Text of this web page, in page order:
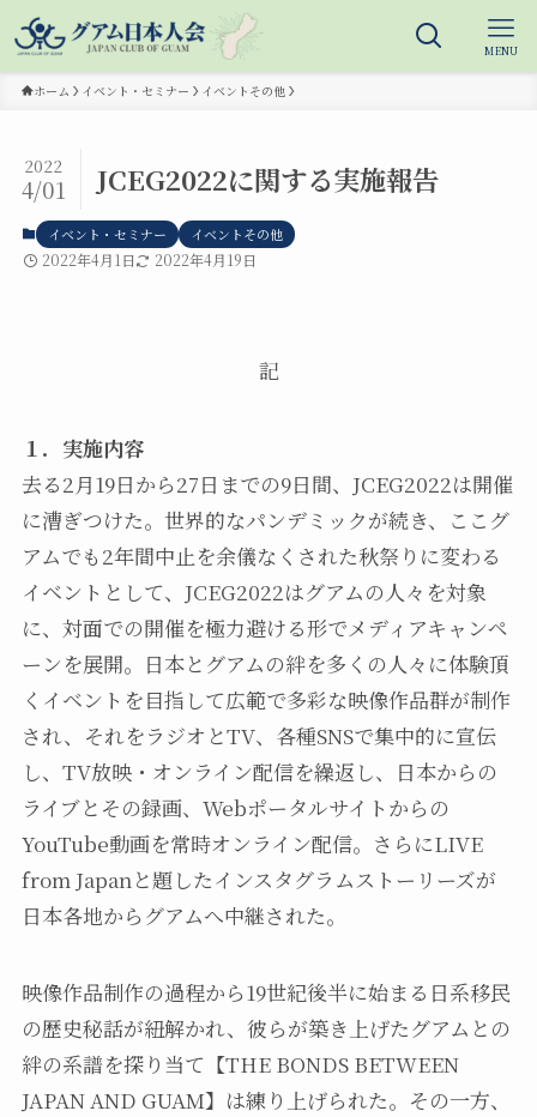
MENU
ホーム イベント・セミナー イベントその他
JCEG2022に関する実施報告
2022
4/01
イベント・セミナー イベントその他
2022年4月1日 2022年4月19日
記
１．実施内容
去る2月19日から27日までの9日間、JCEG2022は開催
に漕ぎつけた。世界的なパンデミックが続き、ここグ
アムでも2年間中止を余儀なくされた秋祭りに変わる
イベントとして、JCEG2022はグアムの人々を対象
に、対面での開催を極力避ける形でメディアキャンペ
ーンを展開。日本とグアムの絆を多くの人々に体験頂
くイベントを目指して広範で多彩な映像作品群が制作
され、それをラジオとTV、各種SNSで集中的に宣伝
し、TV放映・オンライン配信を繰返し、日本からの
ライブとその録画、Webポータルサイトからの
YouTube動画を常時オンライン配信。さらにLIVE
from Japanと題したインスタグラムストーリーズが
日本各地からグアムへ中継された。
映像作品制作の過程から19世紀後半に始まる日系移民
の歴史秘話が紐解かれ、彼らが築き上げたグアムとの
絆の系譜を探り当て【THE BONDS BETWEEN
JAPAN AND GUAM】は練り上げられた。その一方、